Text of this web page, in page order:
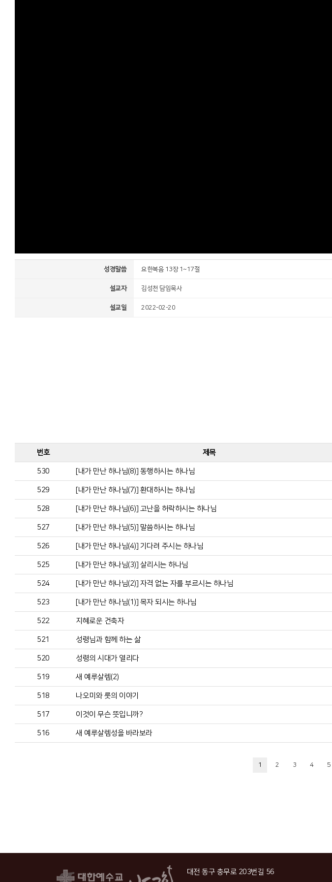
성경말씀 요한복음 13장 1~17절
설교자 김성천 담임목사
설교일 2022-02-20
번호 제목
530 [내가 만난 하나님(8)] 동행하시는 하나님
529 [내가 만난 하나님(7)] 환대하시는 하나님
528 [내가 만난 하나님(6)] 고난을 허락하시는 하나님
527 [내가 만난 하나님(5)] 말씀하시는 하나님
526 [내가 만난 하나님(4)] 기다려 주시는 하나님
525 [내가 만난 하나님(3)] 살리시는 하나님
524 [내가 만난 하나님(2)] 자격 없는 자를 부르시는 하나님
523 [내가 만난 하나님(1)] 목자 되시는 하나님
522 지혜로운 건축자
521 성령님과 함께 하는 삶
520 성령의 시대가 열리다
519 새 예루살렘(2)
518 나오미와 룻의 이야기
517 이것이 무슨 뜻입니까?
516 새 예루살렘성을 바라보라
1 2 3 4 5
대전 동구 충무로 203번길 56